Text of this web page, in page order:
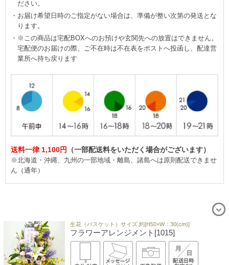
ださい。
お届け希望日時のご指定がない場合は、準備が整い次第の発送とな
ります。
※この商品は宅配BOXへのお預けや玄関先への放置はできません。
宅配便のお届けの際、ご不在時は不在表をポストへ投函し、配達営
業所へ持ち戻ります
送料一律 1,100円 （一部配送料をいただく場合がございます）
※北海道・沖縄、九州の一部地域・離島、諸島へは原則配送できませ
ん（通年）
生花（バスケット）サイズ 約[H50×W：30(cm)]
フラワーアレンジメント[1015]